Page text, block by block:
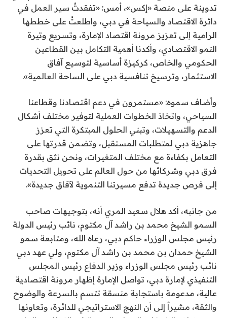
تدوينة على منصة «إكس»، أمس: «تفقدتُ سير العمل في
دائرة الاقتصاد والسياحة في دبي، واطلعتُ على خططها
الرامية إلى تعزيز مرونة اقتصاد الإمارة، وتسريع وتيرة
النمو الاقتصادي، وأكدنا أهمية التكامل بين القطاعين
الحكومي والخاص، كركيزة أساسية لتوسيع آفاق
الاستثمار، وترسيخ تنافسية دبي على الساحة العالمية».
وأضاف سموه: «مستمرون في دعم اقتصادنا وقطاعنا
السياحي، واتخاذ الخطوات العملية لتوفير مختلف أشكال
الدعم والتسهيلات، وتبني الحلول المبتكرة التي تعزز
جاهزية دبي لمتطلبات المستقبل، وتضمن قدرتها على
التعامل بكفاءة مع مختلف المتغيرات، ونحن نثق بقدرة
فرق دبي وشركائها من حول العالم على تحويل التحديات
إلى فرص جديدة تدفع مسيرتنا التنموية لآفاق جديدة».
من جانبه، أكد هلال سعيد المري أنه، بتوجيهات صاحب
السمو الشيخ محمد بن راشد آل مكتوم، نائب رئيس الدولة
رئيس مجلس الوزراء حاكم دبي، رعاه الله، ومتابعة سمو
الشيخ حمدان بن محمد بن راشد آل مكتوم، ولي عهد دبي
نائب رئيس مجلس الوزراء وزير الدفاع رئيس المجلس
التنفيذي لإمارة دبي، تواصل الإمارة إظهار مرونة اقتصادية
عالية، مدعومة باستجابة منسقة تتسم بالسرعة والوضوح
والثقة، مشيراً إلى أن النهج الاستراتيجي للدائرة، وتعاونها